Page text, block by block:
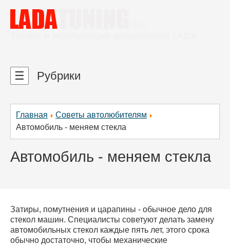
Главная
Советы автолюбителям
Автомобиль - меняем стекла
Автомобиль - меняем стекла
Затиры, помутнения и царапины - обычное дело для
стекол машин. Специалисты советуют делать замену
автомобильных стекол каждые пять лет, этого срока
обычно достаточно, чтобы механические
☰ Рубрики